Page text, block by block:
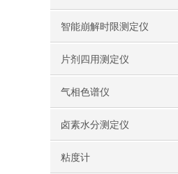
智能崩解时限测定仪
片剂四用测定仪
气相色谱仪
卤素水分测定仪
粘度计